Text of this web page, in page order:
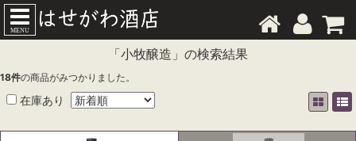
MENU
「小牧醸造」の検索結果
18件の商品がみつかりました。
在庫あり